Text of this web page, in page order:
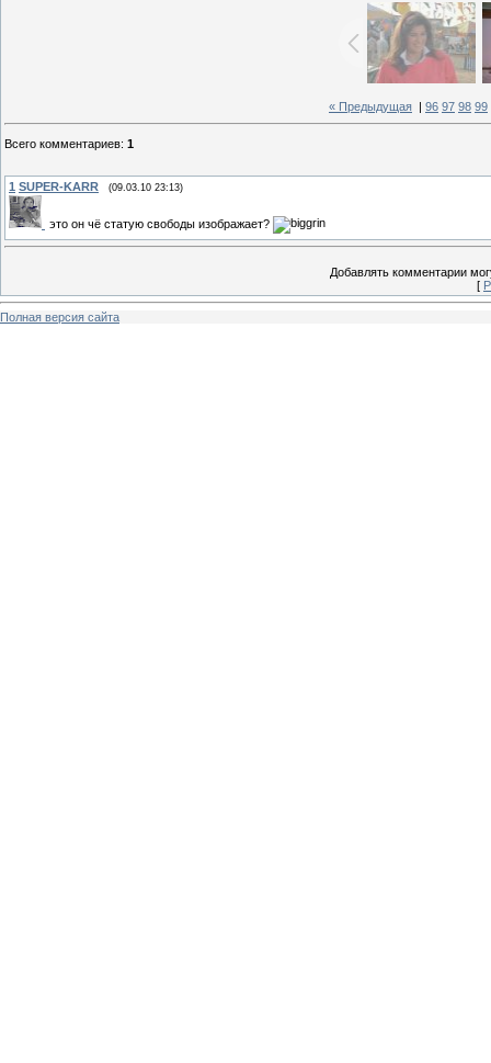
« Предыдущая 96 97 98 99
Всего комментариев: 1
1 SUPER-KARR (09.03.10 23:13)
это он чё статую свободы изображает?
Добавлять комментарии
[
Полная версия сайта